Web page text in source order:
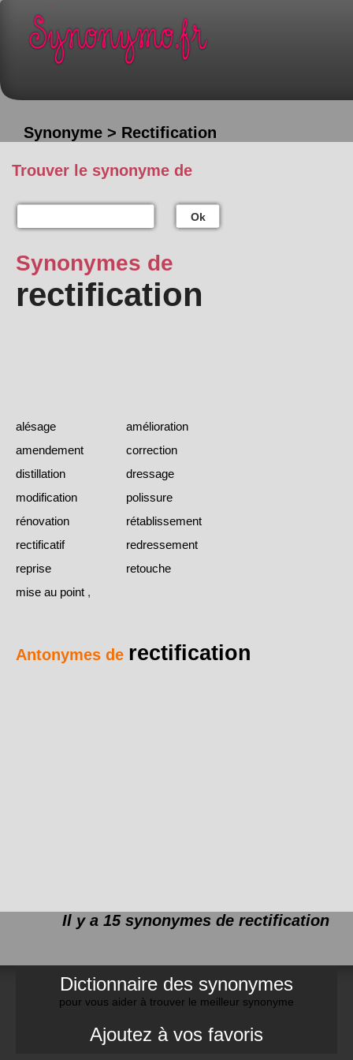
Synonyme > Rectification
Trouver le synonyme de
Ok
Synonymes de
rectification
alésage
amélioration
amendement
correction
distillation
dressage
modification
polissure
rénovation
rétablissement
rectificatif
redressement
reprise
retouche
mise au point ,
Antonymes de rectification
Il y a 15 synonymes de rectification
Dictionnaire des synonymes
pour vous aider à trouver le meilleur synonyme
Ajoutez à vos favoris